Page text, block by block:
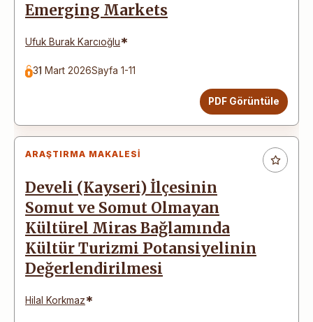
Emerging Markets
Ufuk Burak Karcıoğlu*
31 Mart 2026Sayfa 1-11
PDF Görüntüle
ARAŞTIRMA MAKALESI
Develi (Kayseri) İlçesinin
Somut ve Somut Olmayan
Kültürel Miras Bağlamında
Kültür Turizmi Potansiyelinin
Değerlendirilmesi
Hilal Korkmaz*